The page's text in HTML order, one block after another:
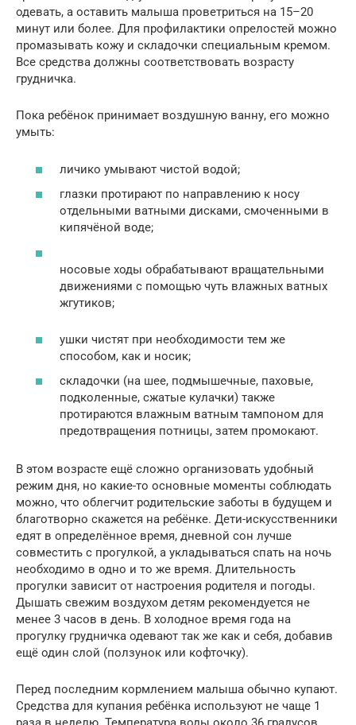
одевать, а оставить малыша проветриться на 15–20
минут или более. Для профилактики опрелостей можно
промазывать кожу и складочки специальным кремом.
Все средства должны соответствовать возрасту
грудничка.
Пока ребёнок принимает воздушную ванну, его можно
умыть:
личико умывают чистой водой;
глазки протирают по направлению к носу
отдельными ватными дисками, смоченными в
кипячёной воде;
носовые ходы обрабатывают вращательными
движениями с помощью чуть влажных ватных
жгутиков;
ушки чистят при необходимости тем же
способом, как и носик;
складочки (на шее, подмышечные, паховые,
подколенные, сжатые кулачки) также
протираются влажным ватным тампоном для
предотвращения потницы, затем промокают.
В этом возрасте ещё сложно организовать удобный
режим дня, но какие-то основные моменты соблюдать
можно, что облегчит родительские заботы в будущем и
благотворно скажется на ребёнке. Дети-искусственники
едят в определённое время, дневной сон лучше
совместить с прогулкой, а укладываться спать на ночь
необходимо в одно и то же время. Длительность
прогулки зависит от настроения родителя и погоды.
Дышать свежим воздухом детям рекомендуется не
менее 3 часов в день. В холодное время года на
прогулку грудничка одевают так же как и себя, добавив
ещё один слой (ползунок или кофточку).
Перед последним кормлением малыша обычно купают.
Средства для купания ребёнка используют не чаще 1